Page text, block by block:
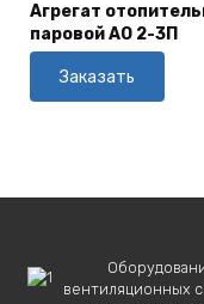
Агрегат
паровой АО 2-3П
Заказать
вентиляционных